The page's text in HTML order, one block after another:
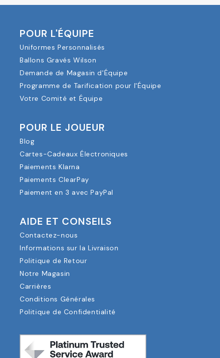
POUR L'ÉQUIPE
Uniformes Personnalisés
Ballons Gravés Wilson
Demande de Magasin d'Équipe
Programme de Tarification pour l'Équipe
Votre Comité et Équipe
POUR LE JOUEUR
Blog
Cartes-Cadeaux Électroniques
Paiements Klarna
Paiements ClearPay
Paiement en 3 avec PayPal
AIDE ET CONSEILS
Contactez-nous
Informations sur la Livraison
Politique de Retour
Notre Magasin
Carrières
Conditions Générales
Politique de Confidentialité